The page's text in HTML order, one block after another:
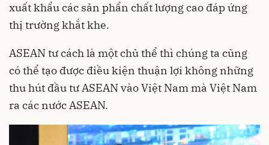
xuất khẩu các sản phẩn chất lượng cao đáp ứng
thị trường khắt khe.
ASEAN tư cách là một chủ thể thì chúng ta cũng
có thể tạo được điều kiện thuận lợi không những
thu hút đầu tư ASEAN vào Việt Nam mà Việt Nam
ra các nước ASEAN.